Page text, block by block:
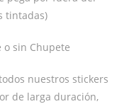
tintadas)
o sin Chupete
nuestros stickers
de larga duración,